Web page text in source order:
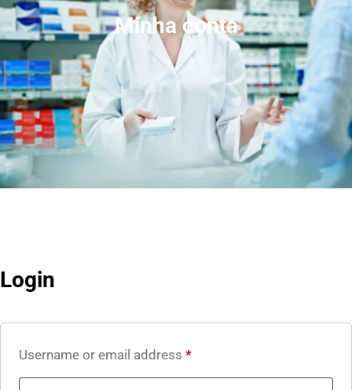
Minha conta
Login
Username or email address *Required